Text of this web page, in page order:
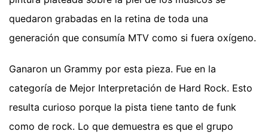
quedaron grabadas en la retina de toda una
generación que consumía MTV como si fuera oxígeno.
Ganaron un Grammy por esta pieza. Fue en la
categoría de Mejor Interpretación de Hard Rock. Esto
resulta curioso porque la pista tiene tanto de funk
como de rock. Lo que demuestra es que el grupo